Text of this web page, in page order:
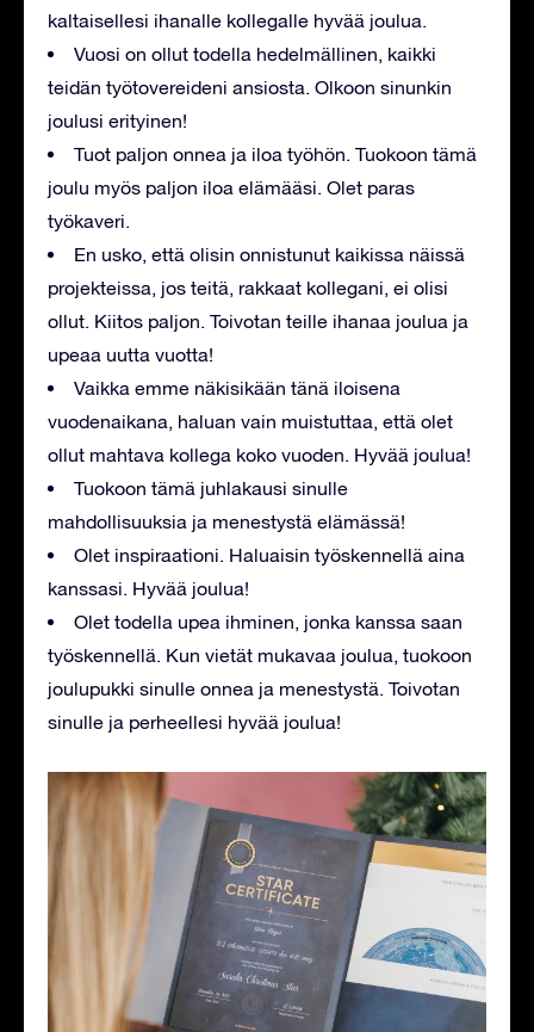
kaltaisellesi ihanalle kollegalle hyvää joulua.
Vuosi on ollut todella hedelmällinen, kaikki
teidän työtovereideni ansiosta. Olkoon sinunkin
joulusi erityinen!
Tuot paljon onnea ja iloa työhön. Tuokoon tämä
joulu myös paljon iloa elämääsi. Olet paras
työkaveri.
En usko, että olisin onnistunut kaikissa näissä
projekteissa, jos teitä, rakkaat kollegani, ei olisi
ollut. Kiitos paljon. Toivotan teille ihanaa joulua ja
upeaa uutta vuotta!
Vaikka emme näkisikään tänä iloisena
vuodenaikana, haluan vain muistuttaa, että olet
ollut mahtava kollega koko vuoden. Hyvää joulua!
Tuokoon tämä juhlakausi sinulle
mahdollisuuksia ja menestystä elämässä!
Olet inspiraationi. Haluaisin työskennellä aina
kanssasi. Hyvää joulua!
Olet todella upea ihminen, jonka kanssa saan
työskennellä. Kun vietät mukavaa joulua, tuokoon
joulupukki sinulle onnea ja menestystä. Toivotan
sinulle ja perheellesi hyvää joulua!